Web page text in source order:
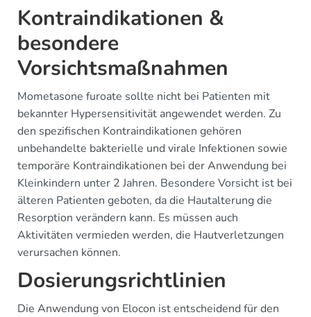
Kontraindikationen &
besondere
Vorsichtsmaßnahmen
Mometasone furoate sollte nicht bei Patienten mit
bekannter Hypersensitivität angewendet werden. Zu
den spezifischen Kontraindikationen gehören
unbehandelte bakterielle und virale Infektionen sowie
temporäre Kontraindikationen bei der Anwendung bei
Kleinkindern unter 2 Jahren. Besondere Vorsicht ist bei
älteren Patienten geboten, da die Hautalterung die
Resorption verändern kann. Es müssen auch
Aktivitäten vermieden werden, die Hautverletzungen
verursachen können.
Dosierungsrichtlinien
Die Anwendung von Elocon ist entscheidend für den